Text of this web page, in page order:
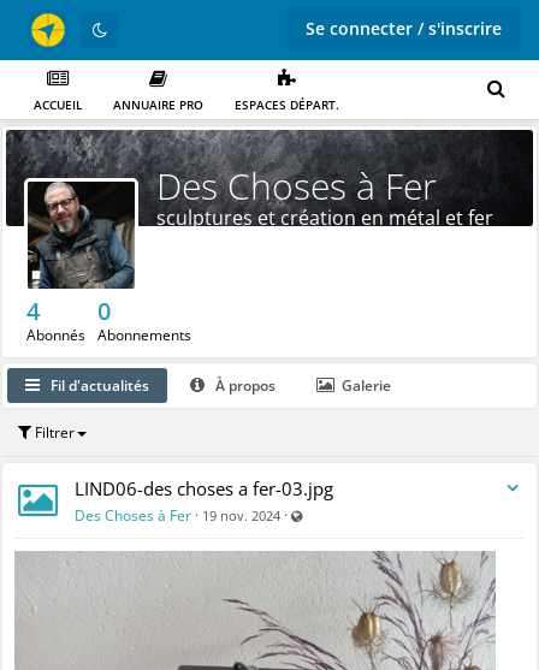
Se connecter / s'inscrire
ACCUEIL ANNUAIRE PRO ESPACES DÉPART.
Des Choses à Fer
sculptures et création en métal et fer
4
Abonnés
0
Abonnements
Fil d'actualités À propos Galerie
Filtrer
LIND06-des choses a fer-03.jpg
Des Choses à Fer · 19 nov. 2024 ·